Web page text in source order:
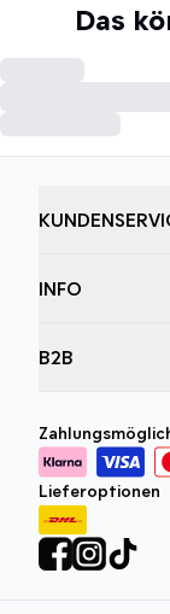
Das
INFO
B2B
Lieferoptionen